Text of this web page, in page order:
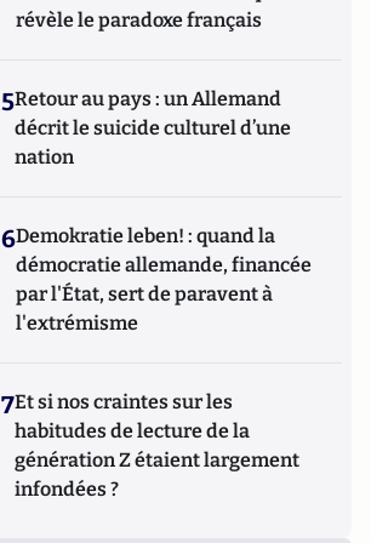
révèle le paradoxe français
5Retour au pays : un Allemand
décrit le suicide culturel d’une
nation
6Demokratie leben! : quand la
démocratie allemande, financée
par l'État, sert de paravent à
l'extrémisme
7Et si nos craintes sur les
habitudes de lecture de la
génération Z étaient largement
infondées ?